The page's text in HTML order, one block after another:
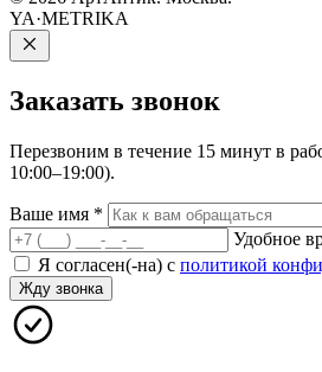
YA·METRIKA
Заказать звонок
Перезвоним в течение 15 минут в
10:00–19:00).
Ваше имя *
Удобное
Я согласен(-на) с политикой
Жду звонка